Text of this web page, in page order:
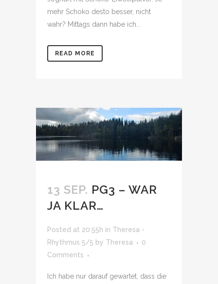
mehr Schoko desto besser, nicht
wahr? Mittags dann habe ich...
READ MORE
13 SEP. PG3 – WAR
JA KLAR…
Posted at 20:55h in Theresa -
Rhythmus 5/5 by Theresa
0
Comments
Ich habe nur darauf gewartet, dass die